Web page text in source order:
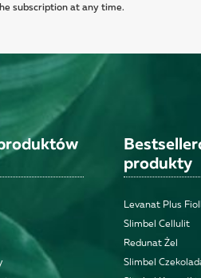
subscription at any time.
produkty
Levanat Plus
Slimbel Cellulit
Redunat Żel
Slimbel